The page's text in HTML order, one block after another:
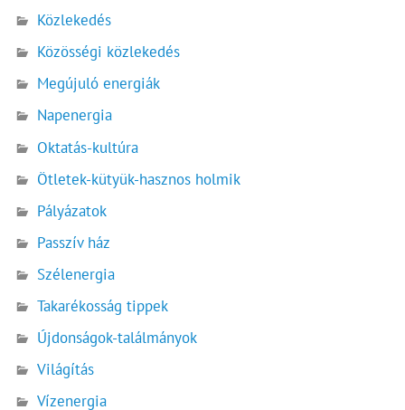
Közlekedés
Közösségi közlekedés
Megújuló energiák
Napenergia
Oktatás-kultúra
Ötletek-kütyük-hasznos holmik
Pályázatok
Passzív ház
Szélenergia
Takarékosság tippek
Újdonságok-találmányok
Világítás
Vízenergia